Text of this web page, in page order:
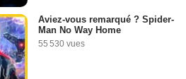
Aviez-vous remarqué ? Spider-
Man No Way Home
55 530 vues